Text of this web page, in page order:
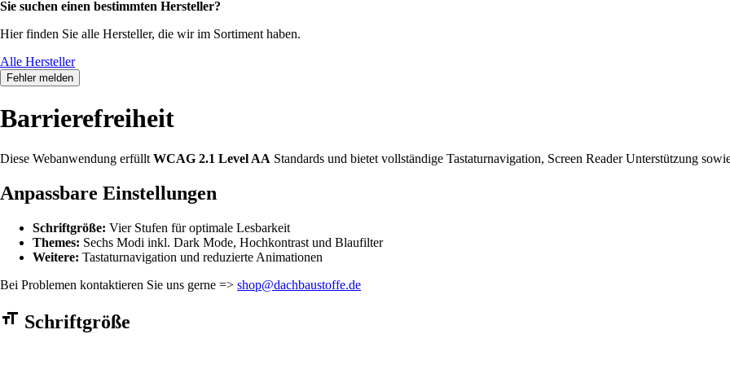
Sie suchen einen bestimmten Hersteller?
Hier finden Sie alle Hersteller, die wir im Sortiment haben.
Alle Hersteller
Fehler melden
Barrierefreiheit
Diese Webanwendung erfüllt WCAG 2.1 Level AA Standards und bietet vollständige Tastaturnavigation, Screen Reader Unterstützung
Anpassbare Einstellungen
Schriftgröße: Vier Stufen für optimale Lesbarkeit
Themes: Sechs Modi inkl. Dark Mode, Hochkontrast und Blaufilter
Weitere: Tastaturnavigation und reduzierte Animationen
Bei Problemen kontaktieren Sie uns gerne => shop@dachbaustoffe.de
Barrierefreiheit Einstellungen Formular
Schriftgröße